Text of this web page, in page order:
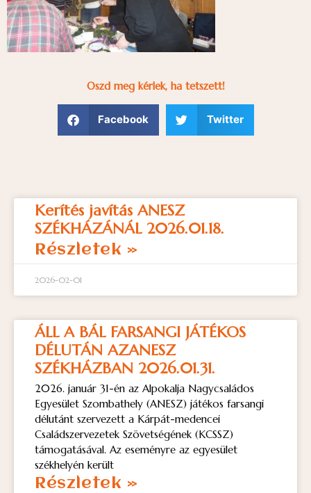
Oszd meg kérlek, ha tetszett!
Facebook Twitter
Kerítés javítás ANESZ
SZÉKHÁZÁNÁL 2026.01.18.
Részletek »
2026-02-01
ÁLL A BÁL FARSANGI JÁTÉKOS
DÉLUTÁN AZANESZ
SZÉKHÁZBAN 2026.01.31.
2026. január 31-én az Alpokalja Nagycsaládos
Egyesület Szombathely (ANESZ) játékos farsangi
délutánt szervezett a Kárpát-medencei
Családszervezetek Szövetségének (KCSSZ)
támogatásával. Az eseményre az egyesület
székhelyén került
Részletek »